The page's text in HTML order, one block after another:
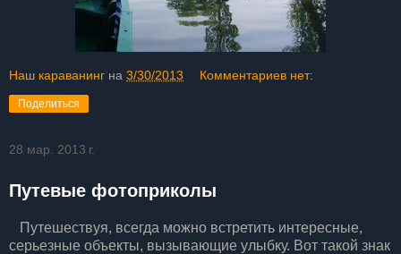
Наш караванинг на 3/30/2013 Комментариев нет:
Поделиться
28 мар. 2013 г.
Путевые фотоприколы
Путешествуя, всегда можно встретить интересные,
серьезные объекты, вызывающие улыбку. Вот такой знак